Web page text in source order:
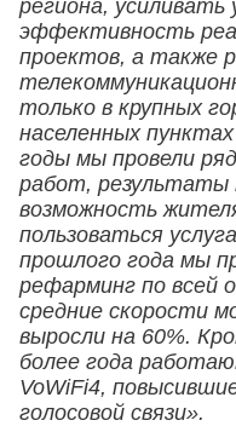
региона,
эффективность
проектов, а также
только в крупных
населенных
годы мы провели
работ,
возможность
пользоваться
прошлого года мы
рефарминг по всей
средние скорости
выросли на 60%.
более года
VoWiFi4,
голосовой связи».